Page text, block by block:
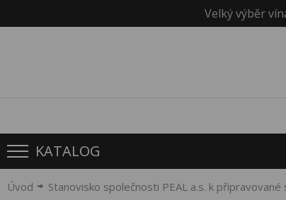
Velký výběr
KATALOG
Úvod Stanovisko společnosti PEAL a.s. k připravované